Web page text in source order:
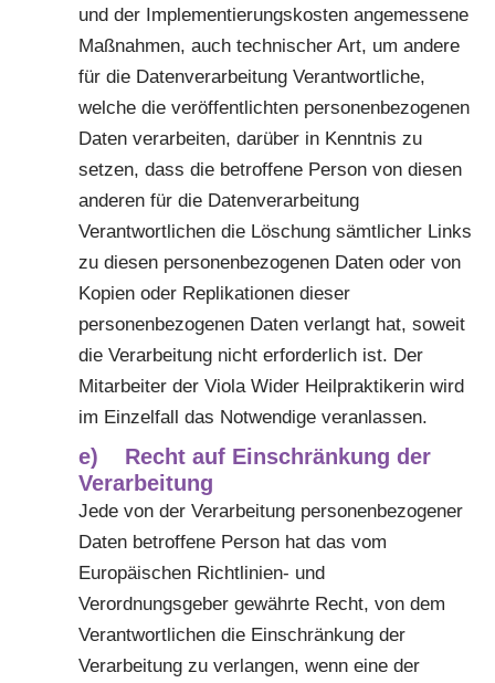
und der Implementierungskosten angemessene
Maßnahmen, auch technischer Art, um andere
für die Datenverarbeitung Verantwortliche,
welche die veröffentlichten personenbezogenen
Daten verarbeiten, darüber in Kenntnis zu
setzen, dass die betroffene Person von diesen
anderen für die Datenverarbeitung
Verantwortlichen die Löschung sämtlicher Links
zu diesen personenbezogenen Daten oder von
Kopien oder Replikationen dieser
personenbezogenen Daten verlangt hat, soweit
die Verarbeitung nicht erforderlich ist. Der
Mitarbeiter der Viola Wider Heilpraktikerin wird
im Einzelfall das Notwendige veranlassen.
e) Recht auf Einschränkung der
Verarbeitung
Jede von der Verarbeitung personenbezogener
Daten betroffene Person hat das vom
Europäischen Richtlinien- und
Verordnungsgeber gewährte Recht, von dem
Verantwortlichen die Einschränkung der
Verarbeitung zu verlangen, wenn eine der